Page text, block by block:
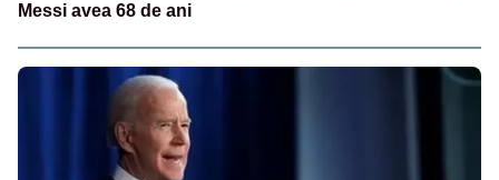
Messi avea 68 de ani